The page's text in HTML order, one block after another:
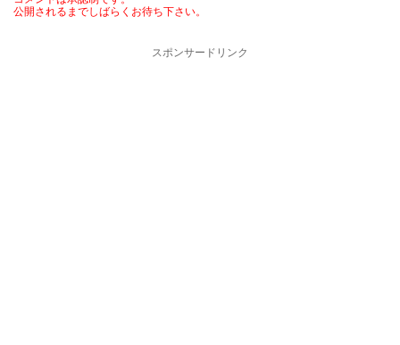
公開されるまでしばらくお待ち下さい。
スポンサードリンク